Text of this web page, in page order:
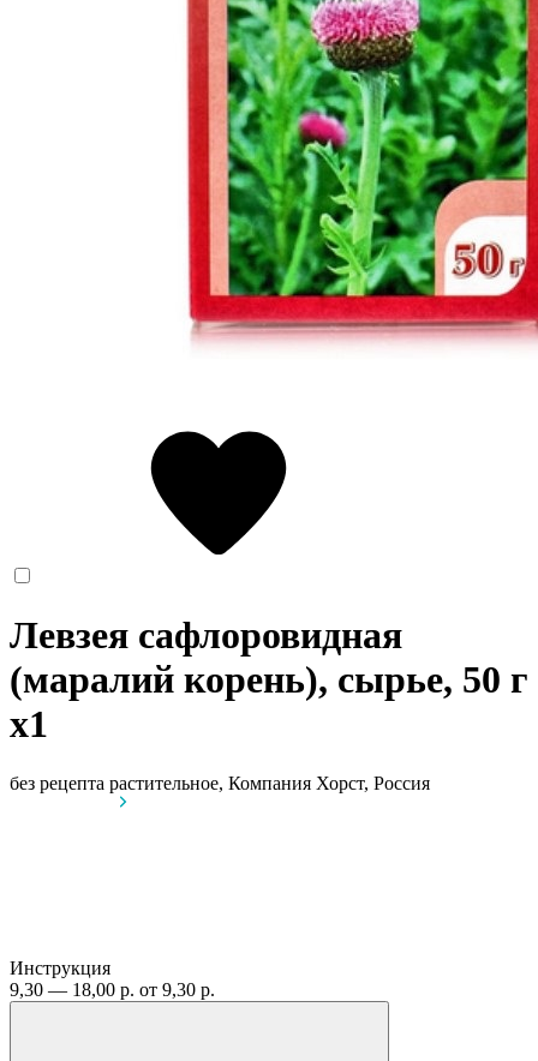
Левзея сафлоровидная
(маралий корень), сырье, 50 г
x1
без рецепта растительное, Компания Хорст, Россия
Инструкция
9,30 — 18,00 р. от 9,30 р.